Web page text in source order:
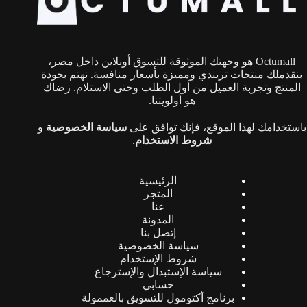
اختيار
المنتج
Octumall هو وجهتك الموثوقة للتسوق أونلاين داخل مصر،
بنقدملك منتجات تريندي ومميزة بأسعار منافسة. نهتم بجودة
المنتج وتجربة العميل من أول الطلب وحتى الاستلام. رضاك
هو أولويتنا.
باستخدامك لهذا الموقع، فإنك توافق علىسياسة الخصوصية و
شروط الاستخدام.
الرئيسية
المتجر
عنا
المدونة
إتصل بنا
سياسة الخصوصية
شروط الإستخدام
سياسة الإستبدال والإسترجاع
حسابي
برنامج أكتومول للتسويق بالعممولة